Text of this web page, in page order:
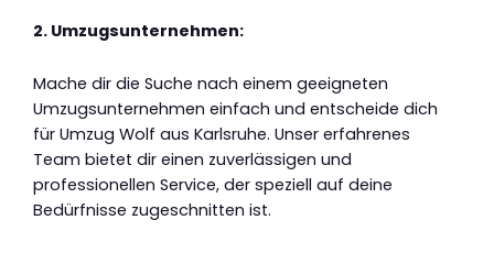
2. Umzugsunternehmen:
Mache dir die Suche nach einem geeigneten
Umzugsunternehmen einfach und entscheide dich
für Umzug Wolf aus Karlsruhe. Unser erfahrenes
Team bietet dir einen zuverlässigen und
professionellen Service, der speziell auf deine
Bedürfnisse zugeschnitten ist.